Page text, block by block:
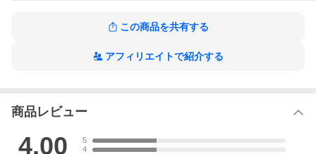
延長アジャスター(有料)
チェーンを4.5cmまで延長・長さ調節できるアジャスター(K18)を
ムコーティングを施しています。
0.7g※40cmチェーンの場合
この商品を共有する
アフィリエイトで紹介する
商品レビュー
4.00
5
4